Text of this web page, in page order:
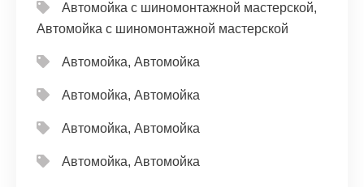
Автомойка с шиномонтажной мастерской,
Автомойка с шиномонтажной мастерской
Автомойка, Автомойка
Автомойка, Автомойка
Автомойка, Автомойка
Автомойка, Автомойка